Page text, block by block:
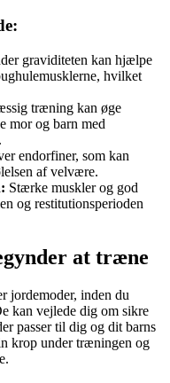
graviditeten kan hjælpe
hvilket
træning kan øge
mor og barn med
endorfiner, som kan
af velvære.
Stærke muskler og god
og restitutionsperioden
at træne
jordemoder, inden du
kan vejlede dig om sikre
passer til dig og dit barns
krop under træningen og